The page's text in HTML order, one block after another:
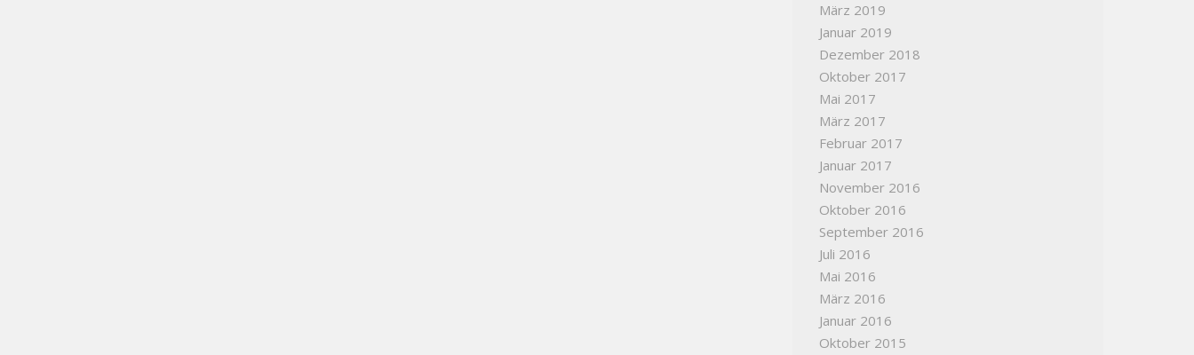
März 2019
Januar 2019
Dezember 2018
Oktober 2017
Mai 2017
März 2017
Februar 2017
Januar 2017
November 2016
Oktober 2016
September 2016
Juli 2016
Mai 2016
März 2016
Januar 2016
Oktober 2015